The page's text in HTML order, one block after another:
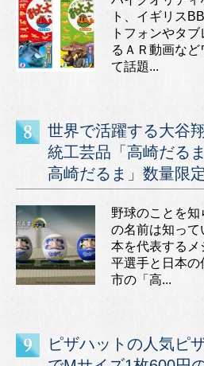
ト、イギリス
トフォンやタ
るＡＲ動画な
て話題...
世界で活躍する大谷
統工芸品「高崎だる
高崎だるま」数量限
野球のことを知
の名前は知って
本を代表するメ
平選手と日本
市の「高...
ピザハットの人気ピ